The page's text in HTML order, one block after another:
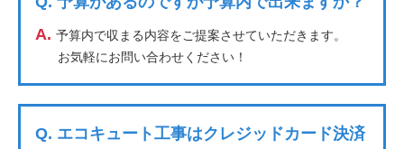
A. 予算内で収まる内容をご提案させていただきます。
お気軽にお問い合わせください！
Q. エコキュート工事はクレジッドカード決済